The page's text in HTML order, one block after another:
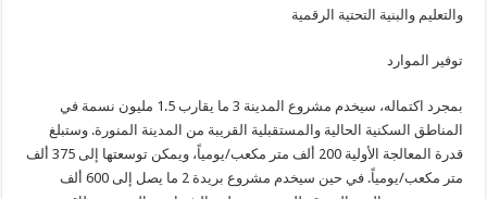
والتعليم والبنية التحتية الرقمية
توفير الموارد
بمجرد اكتماله، سيخدم مشروع المدينة 3 ما يقارب 1.5 مليون نسمة في
المناطق السكنية الحالية والمستقبلية القريبة من المدينة المنورة. وستبلغ
قدرة المعالجة الأولية 200 ألف متر مكعب/يومياً، ويمكن توسعتها إلى 375 ألف
متر مكعب/يومياً. في حين سيخدم مشروع بريدة 2 ما يصل إلى 600 ألف